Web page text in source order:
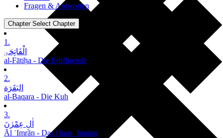
Fragen & Antworten
Chapter Select Chapter
1.
الْفَاتِحَۃِ
al-Fātiḥa - Die Eröffnende
2.
البَقَرَة
al-Baqara - Die Kuh
3.
اٰلِ عِمْرٰنَ
Āl ʿImrān - Das Haus ʿImrāns